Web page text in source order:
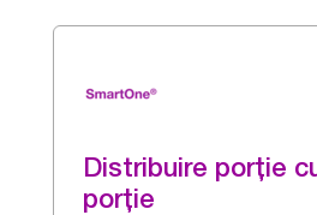
Distribuire porție
porție